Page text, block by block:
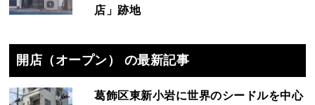
店」跡地
開店（オープン） の最新記事
葛飾区東新小岩に世界のシードルを中心